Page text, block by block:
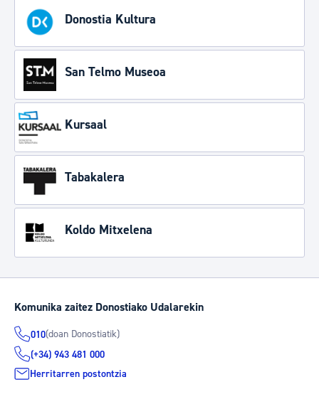
Donostia Kultura
San Telmo Museoa
Kursaal
Tabakalera
Koldo Mitxelena
Komunika zaitez Donostiako Udalarekin
010(doan Donostiatik)
(+34) 943 481 000
Herritarren postontzia